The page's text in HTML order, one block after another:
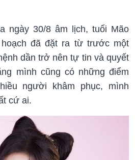
ngày 30/8 âm lịch, tuổi Mão
đã đặt ra từ trước một
dần trở nên tự tin và quyết
mình cũng có những điểm
người khâm phục, mình
cứ ai.